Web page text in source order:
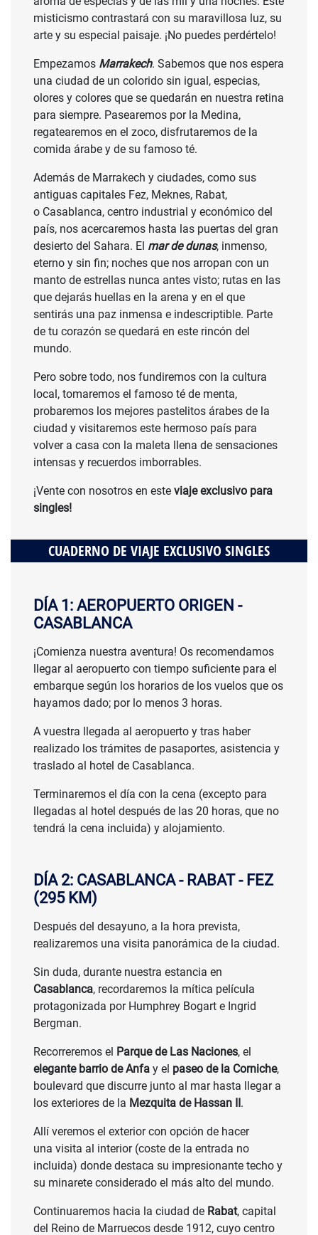
misticismo contrastará con su maravillosa luz, su
arte y su especial paisaje. ¡No puedes perdértelo!
Empezamos Marrakech. Sabemos que nos espera
una ciudad de un colorido sin igual, especias,
olores y colores que se quedarán en nuestra retina
para siempre. Pasearemos por la Medina,
regatearemos en el zoco, disfrutaremos de la
comida árabe y de su famoso té.
Además de Marrakech y ciudades, como sus
antiguas capitales Fez, Meknes, Rabat,
o Casablanca, centro industrial y económico del
país, nos acercaremos hasta las puertas del gran
desierto del Sahara. El mar de dunas, inmenso,
eterno y sin fin; noches que nos arropan con un
manto de estrellas nunca antes visto; rutas en las
que dejarás huellas en la arena y en el que
sentirás una paz inmensa e indescriptible. Parte
de tu corazón se quedará en este rincón del
mundo.
Pero sobre todo, nos fundiremos con la cultura
local, tomaremos el famoso té de menta,
probaremos los mejores pastelitos árabes de la
ciudad y visitaremos este hermoso país para
volver a casa con la maleta llena de sensaciones
intensas y recuerdos imborrables.
¡Vente con nosotros en este viaje exclusivo para
singles!
CUADERNO DE VIAJE EXCLUSIVO SINGLES
DÍA 1: AEROPUERTO ORIGEN -
CASABLANCA
¡Comienza nuestra aventura! Os recomendamos
llegar al aeropuerto con tiempo suficiente para el
embarque según los horarios de los vuelos que os
hayamos dado; por lo menos 3 horas.
A vuestra llegada al aeropuerto y tras haber
realizado los trámites de pasaportes, asistencia y
traslado al hotel de Casablanca.
Terminaremos el día con la cena (excepto para
llegadas al hotel después de las 20 horas, que no
tendrá la cena incluida) y alojamiento.
DÍA 2: CASABLANCA - RABAT - FEZ
(295 KM)
Después del desayuno, a la hora prevista,
realizaremos una visita panorámica de la ciudad.
Sin duda, durante nuestra estancia en
Casablanca, recordaremos la mítica película
protagonizada por Humphrey Bogart e Ingrid
Bergman.
Recorreremos el Parque de Las Naciones, el
elegante barrio de Anfa y el paseo de la Corniche,
boulevard que discurre junto al mar hasta llegar a
los exteriores de la Mezquita de Hassan II.
Allí veremos el exterior con opción de hacer
una visita al interior (coste de la entrada no
incluida) donde destaca su impresionante techo y
su minarete considerado el más alto del mundo.
Continuaremos hacia la ciudad de Rabat, capital
del Reino de Marruecos desde 1912, cuyo centro